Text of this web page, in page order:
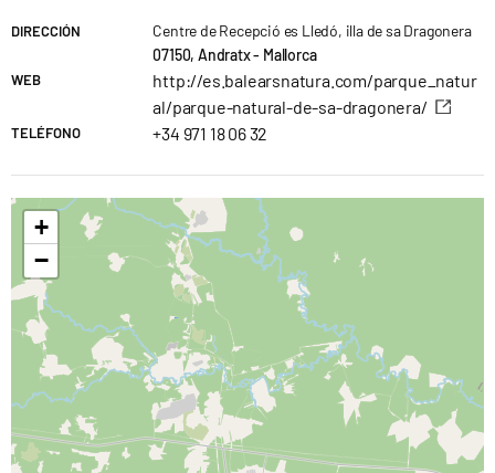
DIRECCIÓN
Centre de Recepció es Lledó, illa de sa Dragonera
07150, Andratx - Mallorca
WEB
http://es.balearsnatura.com/parque_natur
al/parque-natural-de-sa-dragonera/
TELÉFONO +34 971 18 06 32
+
−